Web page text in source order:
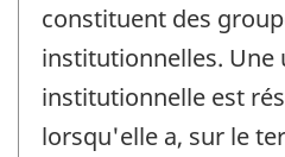
constituent des
institutionnelles. Une
institutionnelle est
lorsqu'elle a, sur le